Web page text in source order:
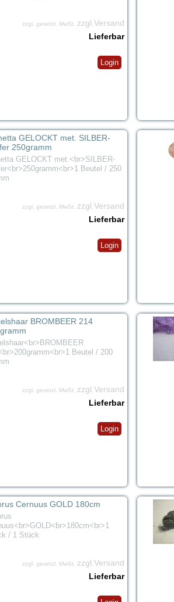
zzgl. gesetzl. MwSt.
zzgl.Versand
Lieferbar
Login
GELOCKT met. SILBER-
250gramm
GELOCKT met.<br>SILBER-
Beutel / 250
zzgl. gesetzl. MwSt. zzgl.Versand
Lieferbar
Login
BROMBEER 214
Beutel / 200
zzgl. gesetzl. MwSt.
zzgl.Versand
Lieferbar
Login
Cernuus GOLD 180cm
/ 1 Stück
zzgl. gesetzl. MwSt.
zzgl.Versand
Lieferbar